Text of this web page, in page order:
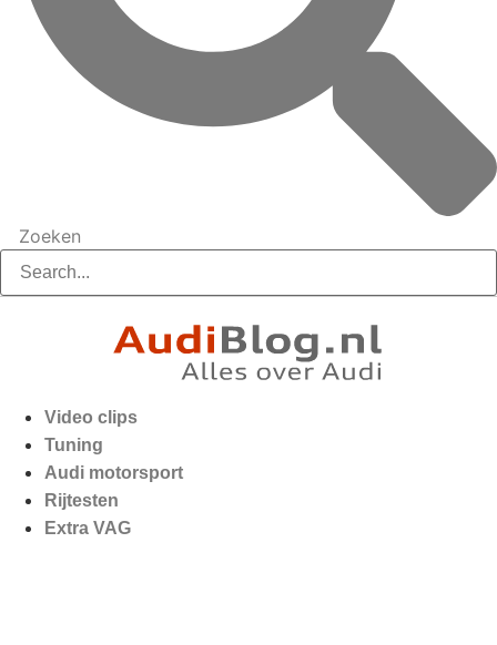
Zoeken
Video clips
Tuning
Audi motorsport
Rijtesten
Extra VAG